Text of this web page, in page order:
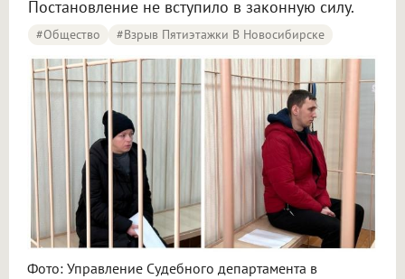
Постановление не вступило в законную силу.
#Общество #Взрыв Пятиэтажки В Новосибирске
Фото: Управление Судебного департамента в